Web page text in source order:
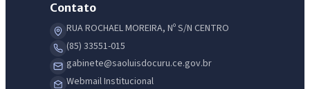
Contato
RUA ROCHAEL MOREIRA, Nº S/N CENTRO
(85) 33551-015
gabinete@saoluisdocuru.ce.gov.br
Webmail Institucional